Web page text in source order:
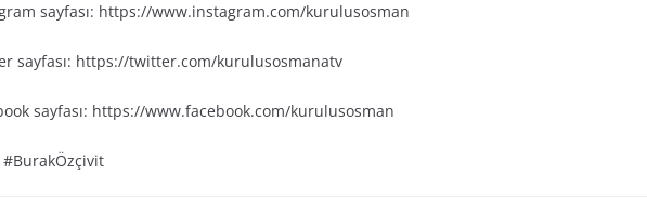
sayfası: https://www.instagram.com/kurulusosman
sayfası: https://twitter.com/kurulusosmanatv
sayfası: https://www.facebook.com/kurulusosman